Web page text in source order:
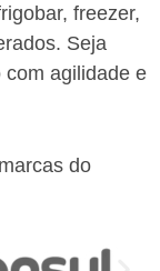
freezer,
Seja
agilidade e
do